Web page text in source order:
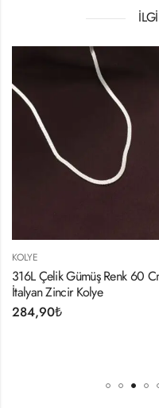
KOLYE
316L Çelik Gümüş Renk 60
İtalyan Zincir Kolye
284,90₺